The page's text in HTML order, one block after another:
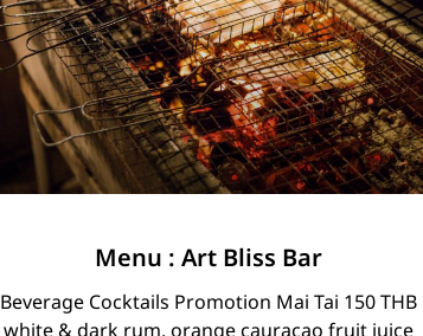
Menu : Art Bliss Bar
Beverage Cocktails Promotion Mai Tai 150 THB